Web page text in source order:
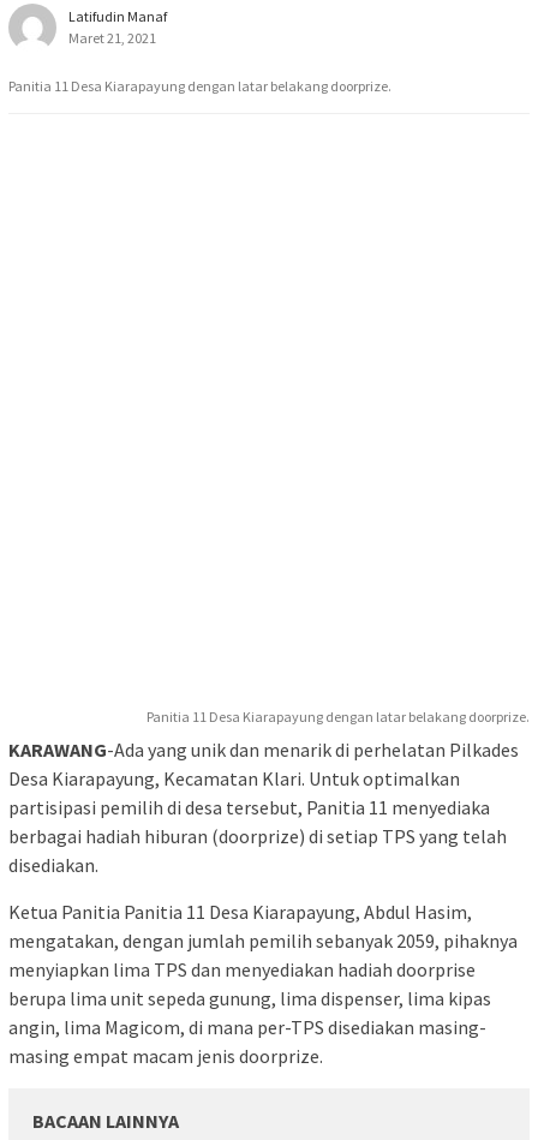
Latifudin Manaf
Maret 21, 2021
Panitia 11 Desa Kiarapayung dengan latar belakang doorprize.
Panitia 11 Desa Kiarapayung dengan latar belakang doorprize.
KARAWANG-Ada yang unik dan menarik di perhelatan Pilkades
Desa Kiarapayung, Kecamatan Klari. Untuk optimalkan
partisipasi pemilih di desa tersebut, Panitia 11 menyediaka
berbagai hadiah hiburan (doorprize) di setiap TPS yang telah
disediakan.
Ketua Panitia Panitia 11 Desa Kiarapayung, Abdul Hasim,
mengatakan, dengan jumlah pemilih sebanyak 2059, pihaknya
menyiapkan lima TPS dan menyediakan hadiah doorprise
berupa lima unit sepeda gunung, lima dispenser, lima kipas
angin, lima Magicom, di mana per-TPS disediakan masing-
masing empat macam jenis doorprize.
BACAAN LAINNYA